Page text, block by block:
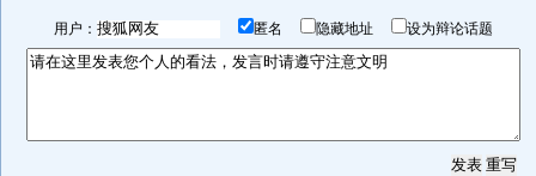
用户： 匿名 隐藏地址 设为辩论话题